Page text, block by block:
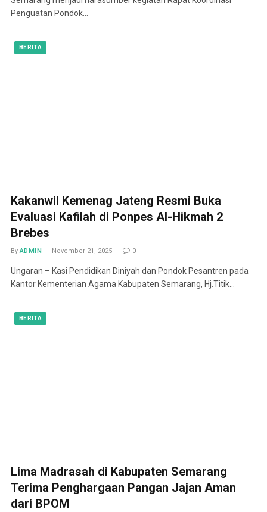
Penguatan Pondok…
BERITA
Kakanwil Kemenag Jateng Resmi Buka
Evaluasi Kafilah di Ponpes Al-Hikmah 2
Brebes
By ADMIN November 21, 2025 0
Ungaran – Kasi Pendidikan Diniyah dan Pondok Pesantren pada
Kantor Kementerian Agama Kabupaten Semarang, Hj.Titik…
BERITA
Lima Madrasah di Kabupaten Semarang
Terima Penghargaan Pangan Jajan Aman
dari BPOM